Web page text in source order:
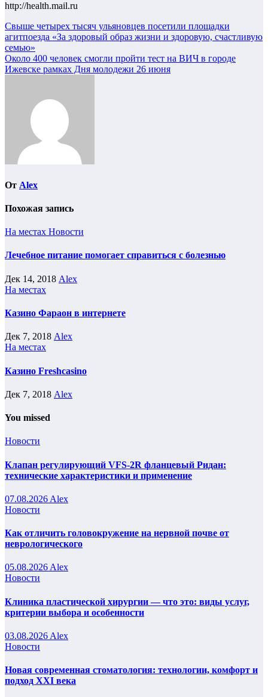
http://health.mail.ru
Навигация
по
записям
Свыше четырех тысяч ульяновцев посетили площадки
агитпоезда «За здоровый образ жизни и здоровую, счастливую
семью»
Около 400 человек смогли пройти тест на ВИЧ в городе
Ижевске рамках Дня молодежи 26 июня
От Alex
Похожая запись
На местах Новости
Лечебное питание помогает справиться с болезнью
Дек 14, 2018 Alex
На местах
Казино Фараон в интернете
Дек 7, 2018 Alex
На местах
Казино Freshcasino
Дек 7, 2018 Alex
You missed
Новости
Клапан регулирующий VFS-2R фланцевый Ридан:
технические характеристики и применение
07.08.2026 Alex
Новости
Как отличить головокружение на нервной почве от
неврологического
05.08.2026 Alex
Новости
Клиника пластической хирургии — что это: виды услуг,
критерии выбора и особенности
03.08.2026 Alex
Новости
Новая современная стоматология: технологии, комфорт и
подход XXI века